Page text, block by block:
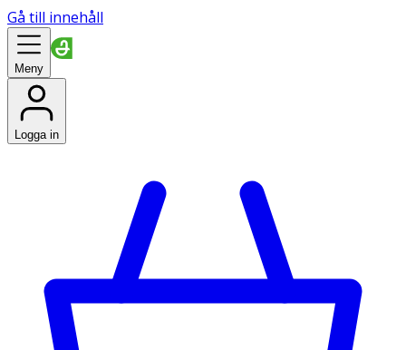
Gå till innehåll
Meny
Logga in